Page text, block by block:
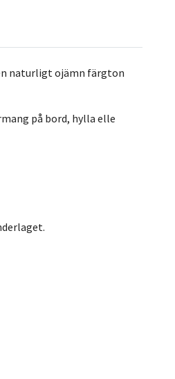
naturligt ojämn färgton
på bord, hylla elle